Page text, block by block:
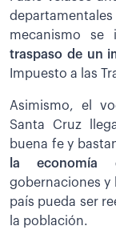
mecanismo se
traspaso de un
Impuesto a las
Asimismo, el
Santa Cruz
buena fe y
la economía
gobernaciones y
país pueda ser
la población.